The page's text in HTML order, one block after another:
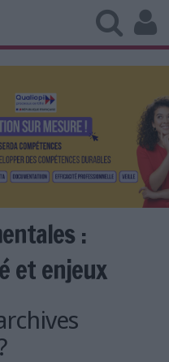
:
et enjeux